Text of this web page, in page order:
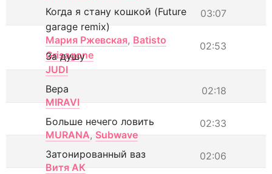
03:07
Когда я стану кошкой (Future
garage remix)
Мария Ржевская, Batisto
Grisagone
02:53
За душу
JUDI
02:18
Вера
MIRAVI
02:33
Больше нечего ловить
MURANA, Subwave
02:06
Затонированный ваз
Витя АК